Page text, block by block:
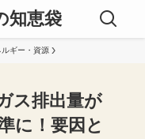
知恵袋
ルギー・資源
ス排出量が
に！要因と